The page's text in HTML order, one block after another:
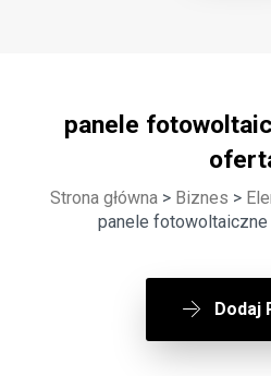
panele
Strona główna > Biznes >
panele
Dodaj